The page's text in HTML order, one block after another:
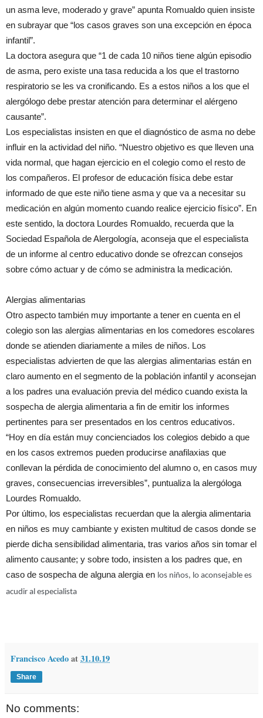
un asma leve, moderado y grave” apunta Romualdo quien insiste
en subrayar que “los casos graves son una excepción en época
infantil”.
La doctora asegura que “1 de cada 10 niños tiene algún episodio
de asma, pero existe una tasa reducida a los que el trastorno
respiratorio se les va cronificando. Es a estos niños a los que el
alergólogo debe prestar atención para determinar el alérgeno
causante”.
Los especialistas insisten en que el diagnóstico de asma no debe
influir en la actividad del niño. “Nuestro objetivo es que lleven una
vida normal, que hagan ejercicio en el colegio como el resto de
los compañeros. El profesor de educación física debe estar
informado de que este niño tiene asma y que va a necesitar su
medicación en algún momento cuando realice ejercicio físico”. En
este sentido, la doctora Lourdes Romualdo, recuerda que la
Sociedad Española de Alergología, aconseja que el especialista
de un informe al centro educativo donde se ofrezcan consejos
sobre cómo actuar y de cómo se administra la medicación.
Alergias alimentarias
Otro aspecto también muy importante a tener en cuenta en el
colegio son las alergias alimentarias en los comedores escolares
donde se atienden diariamente a miles de niños. Los
especialistas advierten de que las alergias alimentarias están en
claro aumento en el segmento de la población infantil y aconsejan
a los padres una evaluación previa del médico cuando exista la
sospecha de alergia alimentaria a fin de emitir los informes
pertinentes para ser presentados en los centros educativos.
“Hoy en día están muy concienciados los colegios debido a que
en los casos extremos pueden producirse anafilaxias que
conllevan la pérdida de conocimiento del alumno o, en casos muy
graves, consecuencias irreversibles”, puntualiza la alergóloga
Lourdes Romualdo.
Por último, los especialistas recuerdan que la alergia alimentaria
en niños es muy cambiante y existen multitud de casos donde se
pierde dicha sensibilidad alimentaria, tras varios años sin tomar el
alimento causante; y sobre todo, insisten a los padres que, en
caso de sospecha de alguna alergia en los niños, lo aconsejable es
acudir al especialista
Francisco Acedoat31.10.19
Share
No comments: